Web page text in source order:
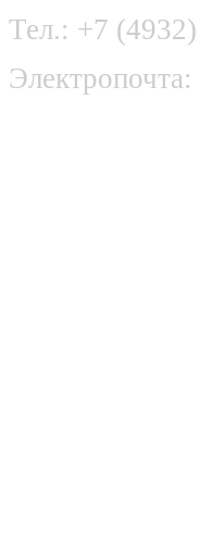
Тел.: +7 (4932)
Электропочта: